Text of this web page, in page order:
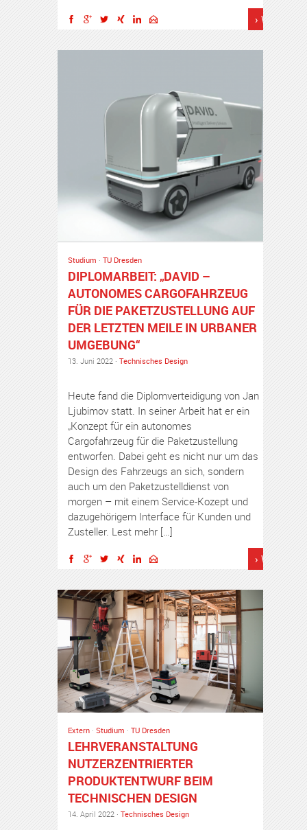
›
Studium · TU Dresden
DIPLOMARBEIT: „DAVID –
AUTONOMES CARGOFAHRZEUG
FÜR DIE PAKETZUSTELLUNG AUF
DER LETZTEN MEILE IN URBANER
UMGEBUNG“
13. Juni 2022 · Technisches Design
Heute fand die Diplomverteidigung von Jan
Ljubimov statt. In seiner Arbeit hat er ein
„Konzept für ein autonomes
Cargofahrzeug für die Paketzustellung
entworfen. Dabei geht es nicht nur um das
Design des Fahrzeugs an sich, sondern
auch um den Paketzustelldienst von
morgen – mit einem Service-Kozept und
dazugehörigem Interface für Kunden und
Zusteller. Lest mehr […]
›
Extern · Studium · TU Dresden
LEHRVERANSTALTUNG
NUTZERZENTRIERTER
PRODUKTENTWURF BEIM
TECHNISCHEN DESIGN
14. April 2022 · Technisches Design